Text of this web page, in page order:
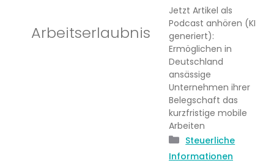
Arbeitserlaubnis
Jetzt Artikel als
Podcast anhören (KI
generiert):
Ermöglichen in
Deutschland
ansässige
Unternehmen ihrer
Belegschaft das
kurzfristige mobile
Arbeiten
Kategorien
Steuerliche
Informationen